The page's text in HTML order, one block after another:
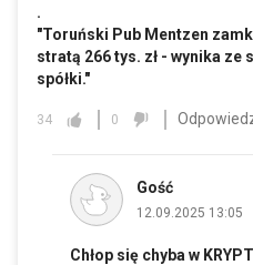
.
"Toruński Pub Mentzen
stratą 266 tys. zł - wynika
spółki."
34 0
Gość
12.09.2025 13:05
Chłop się chyba w